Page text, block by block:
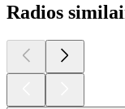
Radios